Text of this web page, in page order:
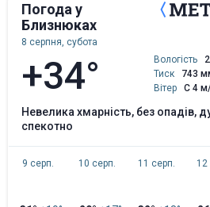
Погода у
Близнюках
8 серпня, субота
+34° Вологість
Тиск
743
Вітер
С 4
невелика хмарність, без опадів, дуже
спекотно
9 серп. 10 серп. 11 серп. 12